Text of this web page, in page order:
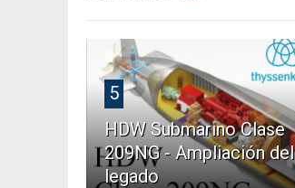
5
HDW Submarino Clase
209NG - Ampliación del
legado